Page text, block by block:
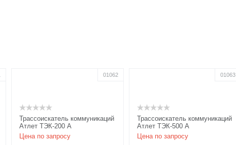
01062
Трассоискатель коммуникаций
Атлет ТЭК-200 А
Цена по запросу
01063
Трассоискатель коммуникаций
Атлет ТЭК-500 А
Цена по запросу